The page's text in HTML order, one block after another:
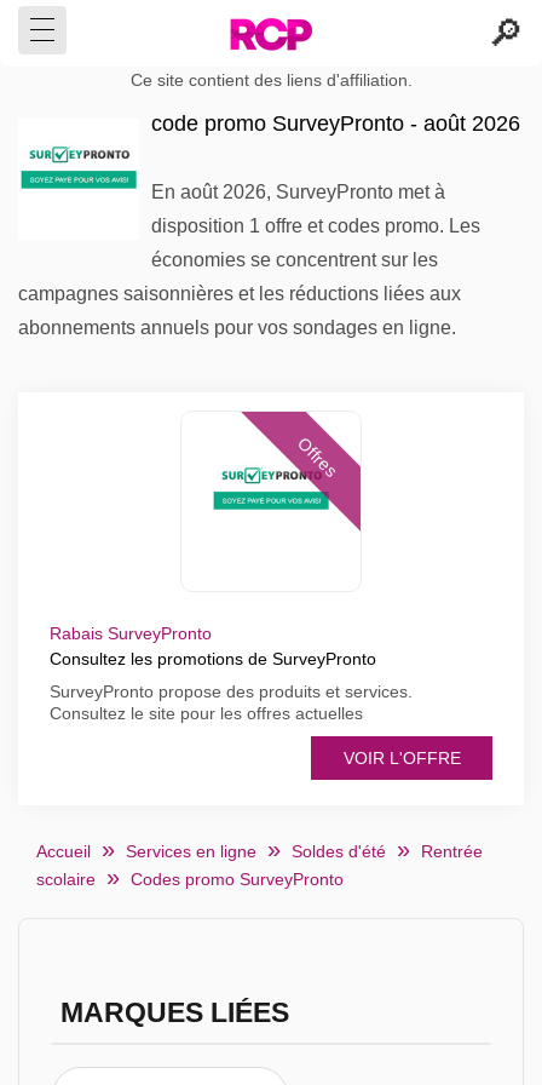
Ce site contient des liens d'affiliation.
code promo SurveyPronto - août 2026
En août 2026, SurveyPronto met à
disposition 1 offre et codes promo. Les
économies se concentrent sur les
campagnes saisonnières et les réductions liées aux
abonnements annuels pour vos sondages en ligne.
Offres
Rabais SurveyPronto
Consultez les promotions de SurveyPronto
SurveyPronto propose des produits et services.
Consultez le site pour les offres actuelles
VOIR L'OFFRE
Accueil Services en ligne Soldes d'été
Rentrée
scolaire
Codes promo SurveyPronto
MARQUES LIÉES